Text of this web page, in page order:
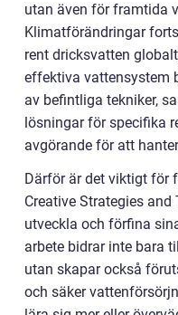
utan även för framtida
Klimatförändringar
rent dricksvatten
effektiva vattensystem
av befintliga tekniker,
lösningar för specifika
avgörande för att
Därför är det viktigt för
Creative Strategies
utveckla och förfina
arbete bidrar inte bara
utan skapar också
och säker